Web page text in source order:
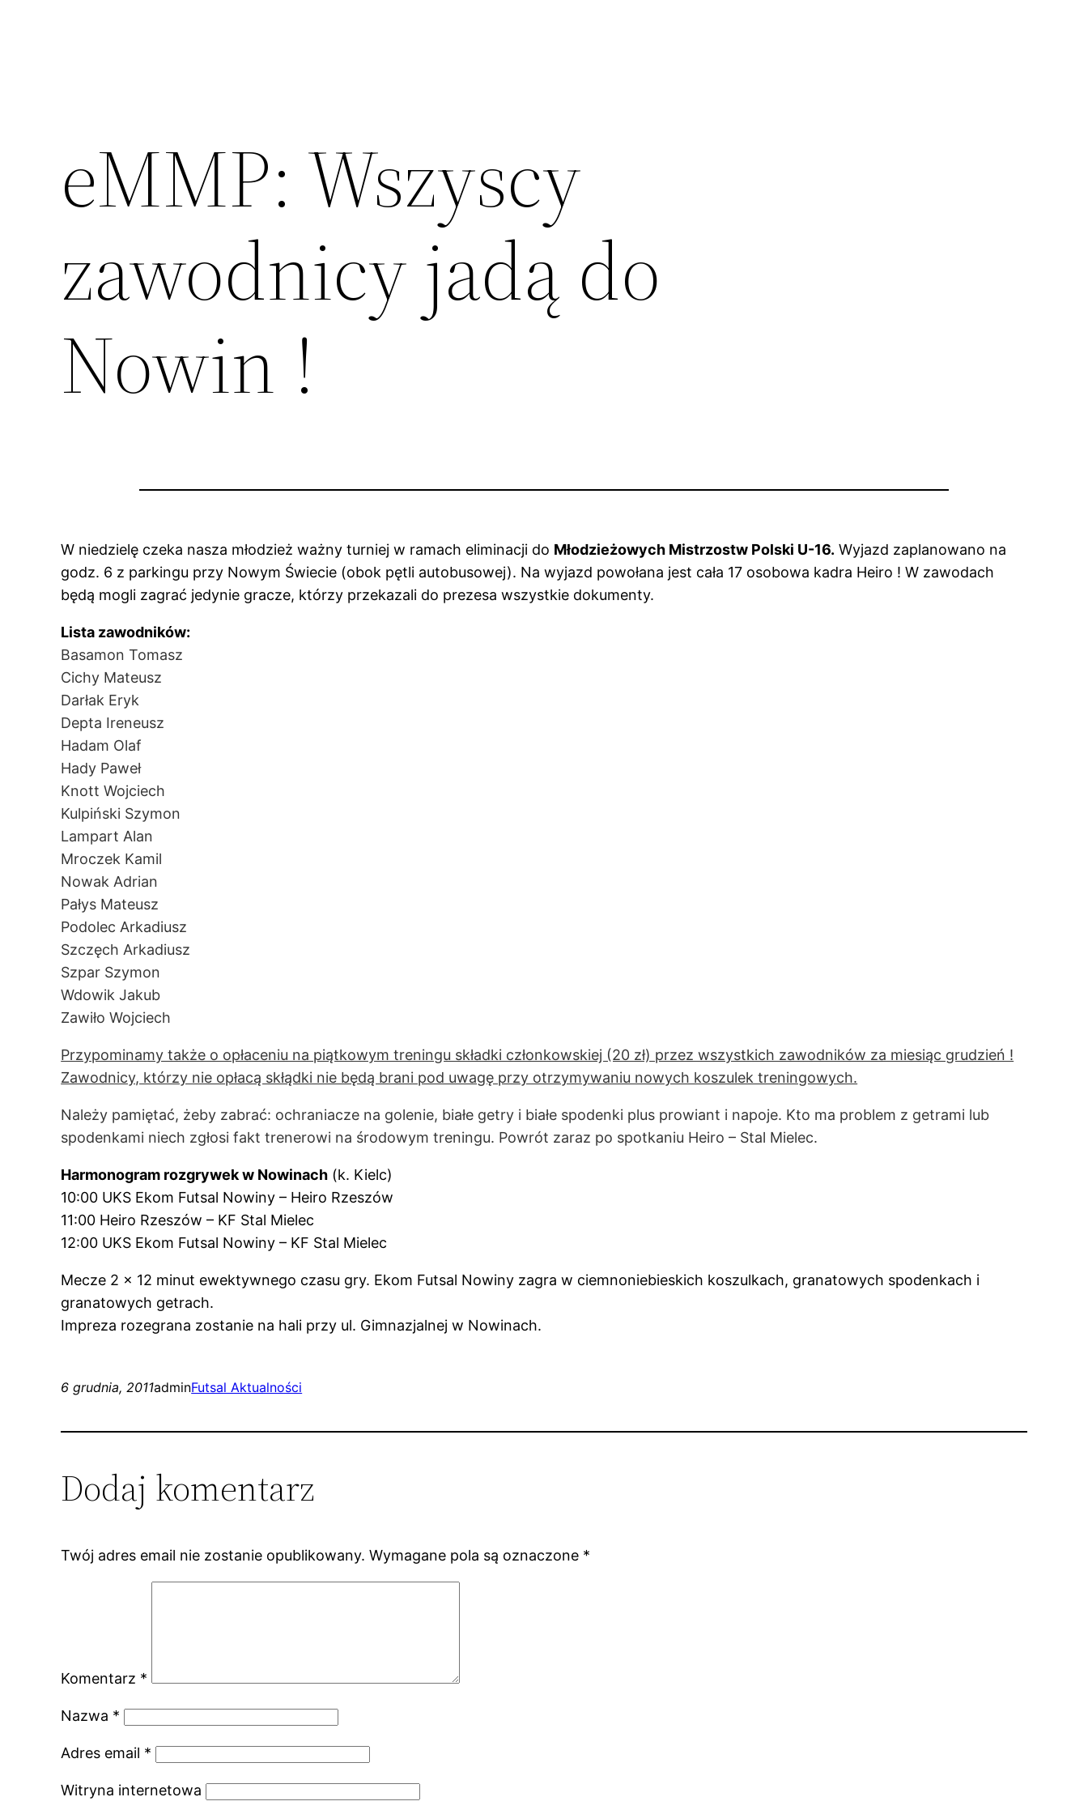
eMMP: Wszyscy
zawodnicy jadą do
Nowin !
W niedzielę czeka nasza młodzież ważny turniej w ramach eliminacji do Młodzieżowych Mistrzostw Polski U-16. Wyjazd zaplanowano na
godz. 6 z parkingu przy Nowym Świecie (obok pętli autobusowej). Na wyjazd powołana jest cała 17 osobowa kadra Heiro ! W zawodach
będą mogli zagrać jedynie gracze, którzy przekazali do prezesa wszystkie dokumenty.
Lista zawodników:
Basamon Tomasz
Cichy Mateusz
Darłak Eryk
Depta Ireneusz
Hadam Olaf
Hady Paweł
Knott Wojciech
Kulpiński Szymon
Lampart Alan
Mroczek Kamil
Nowak Adrian
Pałys Mateusz
Podolec Arkadiusz
Szczęch Arkadiusz
Szpar Szymon
Wdowik Jakub
Zawiło Wojciech
Przypominamy także o opłaceniu na piątkowym treningu składki członkowskiej (20 zł) przez wszystkich zawodników za miesiąc grudzień !
Zawodnicy, którzy nie opłacą skłądki nie będą brani pod uwagę przy otrzymywaniu nowych koszulek treningowych.
Należy pamiętać, żeby zabrać: ochraniacze na golenie, białe getry i białe spodenki plus prowiant i napoje. Kto ma problem z getrami lub
spodenkami niech zgłosi fakt trenerowi na środowym treningu. Powrót zaraz po spotkaniu Heiro – Stal Mielec.
Harmonogram rozgrywek w Nowinach (k. Kielc)
10:00 UKS Ekom Futsal Nowiny – Heiro Rzeszów
11:00 Heiro Rzeszów – KF Stal Mielec
12:00 UKS Ekom Futsal Nowiny – KF Stal Mielec
Mecze 2 x 12 minut ewektywnego czasu gry. Ekom Futsal Nowiny zagra w ciemnoniebieskich koszulkach, granatowych spodenkach i
granatowych getrach.
Impreza rozegrana zostanie na hali przy ul. Gimnazjalnej w Nowinach.
6 grudnia, 2011adminFutsal Aktualności
Dodaj komentarz
Twój adres email nie zostanie opublikowany. Wymagane pola są oznaczone *
Komentarz *
Nazwa *
Adres email *
Witryna internetowa